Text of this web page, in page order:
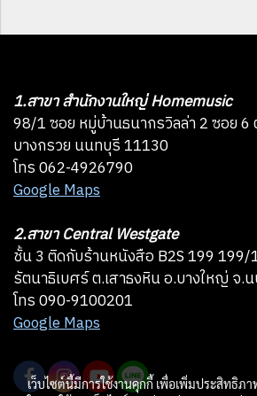
1.สาขา สำนักงานใหญ่ Homemusic
98/1 ซอย หมู่บ้านธนากรวิลล่า 2 ซอย 6
บางกรวย นนทบุรี 11130
โทร 062-4926790
Google Maps
2.สาขา Central Westgate
ชั้น 3 ติดกับร้านหนังสือ B2S 199
รัตนาธิเบศร์ ต.เสาธงหิน อ.บางใหญ่ จ.
โทร 090-9100201
Google Maps
เว็บไซต์นี้มีการใช้งานคุกกี้ เพื่อเพิ่มประสิทธิ